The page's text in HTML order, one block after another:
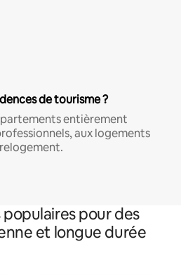
de tourisme ?
entièrement
aux logements
pour des
et longue durée